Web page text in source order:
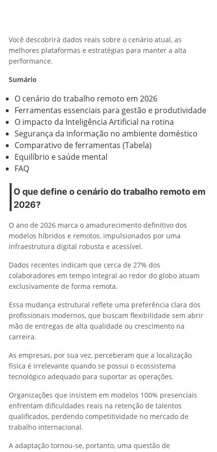
Você descobrirá dados reais sobre o cenário atual, as
melhores plataformas e estratégias para manter a alta
performance.
Sumário
O cenário do trabalho remoto em 2026
Ferramentas essenciais para gestão e produtividade
O impacto da Inteligência Artificial na rotina
Segurança da informação no ambiente doméstico
Comparativo de ferramentas (Tabela)
Equilíbrio e saúde mental
FAQ
O que define o cenário do trabalho remoto em
2026?
O ano de 2026 marca o amadurecimento definitivo dos
modelos híbridos e remotos, impulsionados por uma
infraestrutura digital robusta e acessível.
Dados recentes indicam que cerca de 27% dos
colaboradores em tempo integral ao redor do globo atuam
exclusivamente de forma remota.
Essa mudança estrutural reflete uma preferência clara dos
profissionais modernos, que buscam flexibilidade sem abrir
mão de entregas de alta qualidade ou crescimento na
carreira.
As empresas, por sua vez, perceberam que a localização
física é irrelevante quando se possui o ecossistema
tecnológico adequado para suportar as operações.
Organizações que insistem em modelos 100% presenciais
enfrentam dificuldades reais na retenção de talentos
qualificados, perdendo competitividade no mercado de
trabalho internacional.
A adaptação tornou-se, portanto, uma questão de